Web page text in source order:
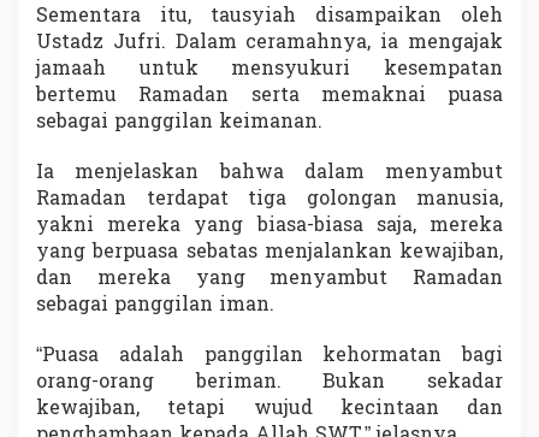
Sementara itu, tausyiah disampaikan oleh
Ustadz Jufri. Dalam ceramahnya, ia mengajak
jamaah untuk mensyukuri kesempatan
bertemu Ramadan serta memaknai puasa
sebagai panggilan keimanan.
Ia menjelaskan bahwa dalam menyambut
Ramadan terdapat tiga golongan manusia,
yakni mereka yang biasa-biasa saja, mereka
yang berpuasa sebatas menjalankan kewajiban,
dan mereka yang menyambut Ramadan
sebagai panggilan iman.
“Puasa adalah panggilan kehormatan bagi
orang-orang beriman. Bukan sekadar
kewajiban, tetapi wujud kecintaan dan